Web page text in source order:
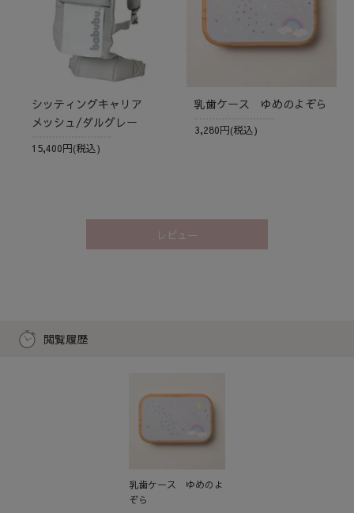
シッティングキャリア
メッシュ/ダルグレー
15,400円(税込)
乳歯ケース ゆめのよぞら
3,280円(税込)
レビュー
閲覧履歴
乳歯ケース ゆめのよ
ぞら